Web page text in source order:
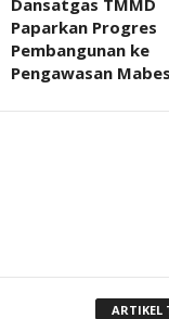
Dansatgas TMMD
Paparkan Progres
Pembangunan ke
Pengawasan
ARTIKEL